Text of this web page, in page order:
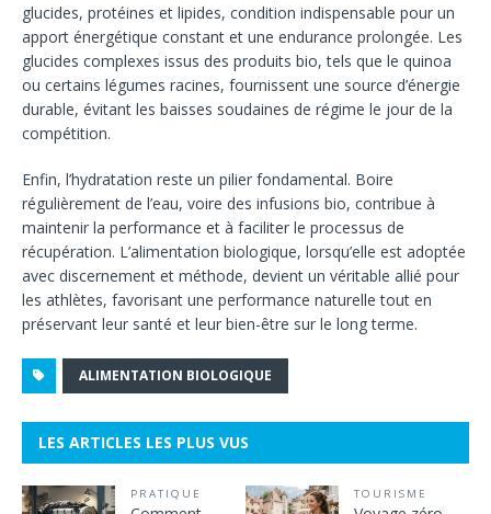
glucides, protéines et lipides, condition indispensable pour un
apport énergétique constant et une endurance prolongée. Les
glucides complexes issus des produits bio, tels que le quinoa
ou certains légumes racines, fournissent une source d’énergie
durable, évitant les baisses soudaines de régime le jour de la
compétition.
Enfin, l’hydratation reste un pilier fondamental. Boire
régulièrement de l’eau, voire des infusions bio, contribue à
maintenir la performance et à faciliter le processus de
récupération. L’alimentation biologique, lorsqu’elle est adoptée
avec discernement et méthode, devient un véritable allié pour
les athlètes, favorisant une performance naturelle tout en
préservant leur santé et leur bien-être sur le long terme.
ALIMENTATION BIOLOGIQUE
LES ARTICLES LES PLUS VUS
PRATIQUE TOURISME